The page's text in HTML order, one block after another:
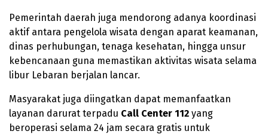
Pemerintah daerah juga mendorong adanya koordinasi
aktif antara pengelola wisata dengan aparat keamanan,
dinas perhubungan, tenaga kesehatan, hingga unsur
kebencanaan guna memastikan aktivitas wisata selama
libur Lebaran berjalan lancar.
Masyarakat juga diingatkan dapat memanfaatkan
layanan darurat terpadu Call Center 112 yang
beroperasi selama 24 jam secara gratis untuk